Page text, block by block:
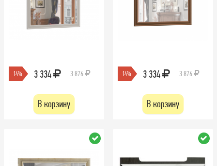
-14% 3 334 3 876
В корзину
-14% 3 334 3 876
В корзину